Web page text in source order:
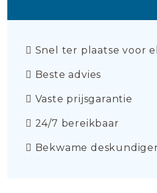
Snel ter plaatse voor
Beste advies
Vaste prijsgarantie
24/7 bereikbaar
Bekwame